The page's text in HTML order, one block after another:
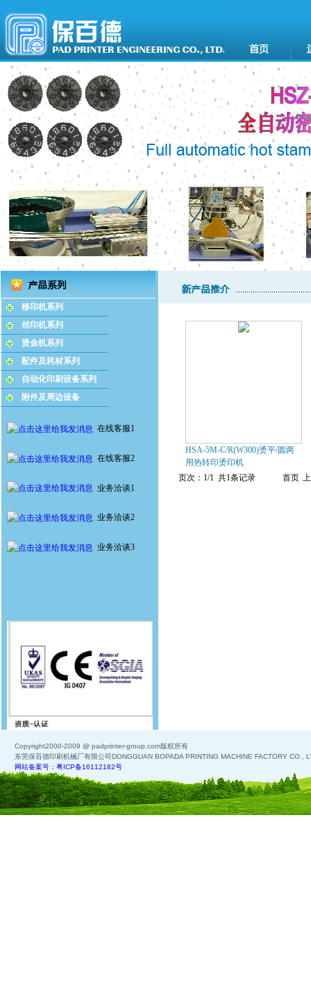
移印机系列
丝印机系列
烫金机系列
配件及耗材系列
自动化印刷设备系列
附件及周边设备
在线客服1
在线客服2
业务洽谈1
业务洽谈2
业务洽谈3
HSA-5M-C/R(W300)烫平/圆两
用热转印烫印机
页次：1/1 共1条记录
首页
Copyright2000-2009 @ padprinter-group.com版权所有
东莞保百德印刷机械厂有限公司DONGGUAN BOPADA PRINTING MACHINE FACTORY CO.,
网站备案号：粤ICP备16112182号